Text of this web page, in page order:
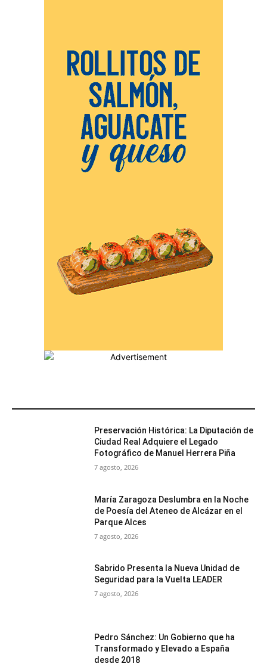
Preservación Histórica: La Diputación de
Ciudad Real Adquiere el Legado
Fotográfico de Manuel Herrera Piña
7 agosto, 2026
María Zaragoza Deslumbra en la Noche
de Poesía del Ateneo de Alcázar en el
Parque Alces
7 agosto, 2026
Sabrido Presenta la Nueva Unidad de
Seguridad para la Vuelta LEADER
7 agosto, 2026
Pedro Sánchez: Un Gobierno que ha
Transformado y Elevado a España
desde 2018